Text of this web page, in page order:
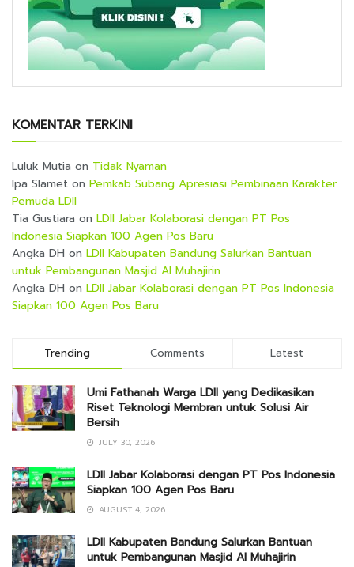
KOMENTAR TERKINI
Luluk Mutia on Tidak Nyaman
Ipa Slamet on Pemkab Subang Apresiasi Pembinaan Karakter
Pemuda LDII
Tia Gustiara on LDII Jabar Kolaborasi dengan PT Pos
Indonesia Siapkan 100 Agen Pos Baru
Angka DH on LDII Kabupaten Bandung Salurkan Bantuan
untuk Pembangunan Masjid Al Muhajirin
Angka DH on LDII Jabar Kolaborasi dengan PT Pos Indonesia
Siapkan 100 Agen Pos Baru
Trending Comments Latest
Umi Fathanah Warga LDII yang Dedikasikan
Riset Teknologi Membran untuk Solusi Air
Bersih
JULY 30, 2026
LDII Jabar Kolaborasi dengan PT Pos Indonesia
Siapkan 100 Agen Pos Baru
AUGUST 4, 2026
LDII Kabupaten Bandung Salurkan Bantuan
untuk Pembangunan Masjid Al Muhajirin